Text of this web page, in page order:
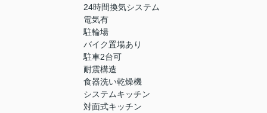
24時間換気システム
電気有
駐輪場
バイク置場あり
駐車2台可
耐震構造
食器洗い乾燥機
システムキッチン
対面式キッチン